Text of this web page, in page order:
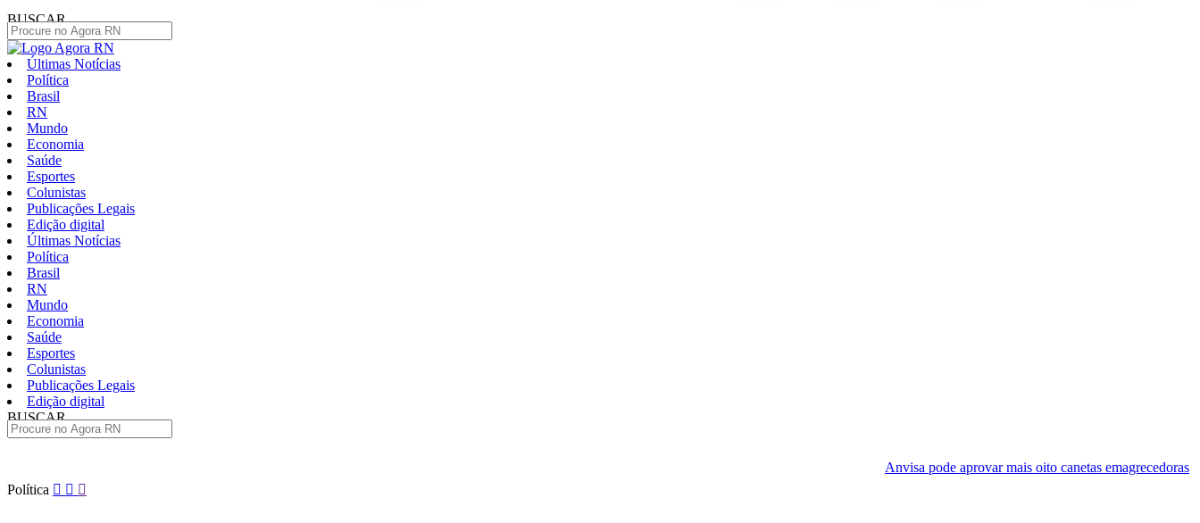
BUSCAR
Últimas Notícias
Política
Brasil
RN
Mundo
Economia
Saúde
Esportes
Colunistas
Publicações Legais
Edição digital
Últimas Notícias
Política
Brasil
RN
Mundo
Economia
Saúde
Esportes
Colunistas
Publicações Legais
Edição digital
BUSCAR
Anvisa pode aprovar mais oito canetas emagrecedoras
Preço
Pular
Política